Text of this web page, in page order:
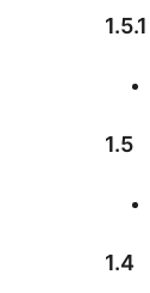
1.5.1
1.5
1.4